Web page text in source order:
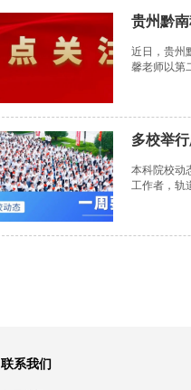
贵州黔
近日，贵州
馨老师以第
多校举
本科院校动
工作者，轨
联系我们